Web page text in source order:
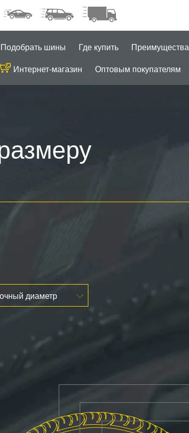
Подобрать шины Где купить Преимущества
Интернет-магазин
Оптовым покупателям
диаметр